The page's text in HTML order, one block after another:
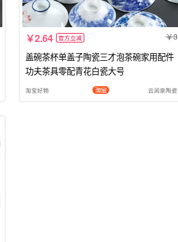
2.64 官方立减 3
盖碗茶杯单盖子陶瓷三才泡茶碗家用配件
功夫茶具零配青花白瓷大号
淘宝好物 云涧泉陶瓷